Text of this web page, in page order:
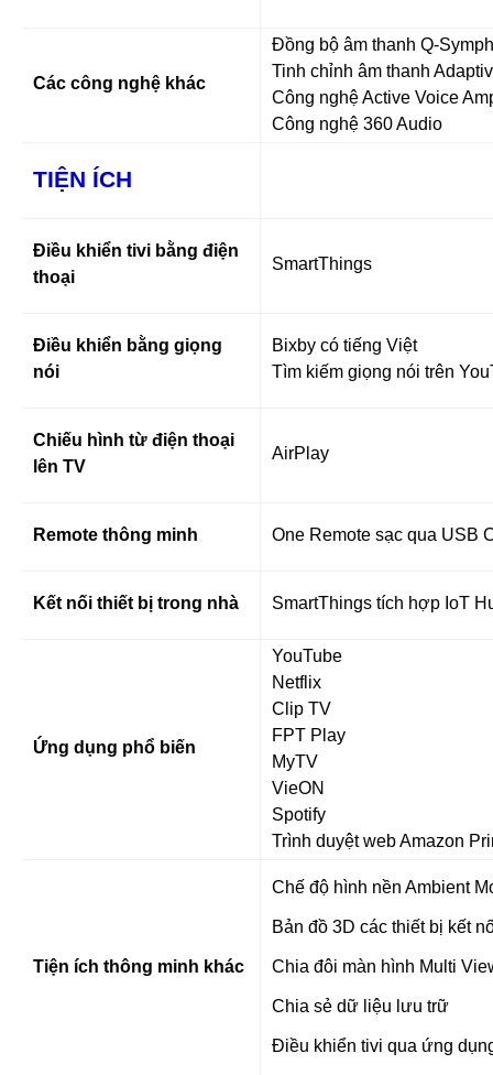
Các công nghệ khác
Đồng bộ âm thanh Q-
Tinh chỉnh âm thanh
Công nghệ Active Voice
Công nghệ 360 Audio
TIỆN ÍCH
Điều khiển tivi bằng điện
thoại
SmartThings
Điều khiển bằng giọng
nói
Bixby có tiếng Việt
Tìm kiếm giọng nói trên
Chiếu hình từ điện thoại
lên TV
AirPlay
Remote thông minh One Remote sạc qua USB
Kết nối thiết bị trong nhà SmartThings tích hợp IoT
Ứng dụng phổ biến
YouTube
Netflix
Clip TV
FPT Play
MyTV
VieON
Spotify
Trình duyệt web Amazon
Tiện ích thông minh khác
Chế độ hình nền Ambient
Bản đồ 3D các thiết bị kết
Chia đôi màn hình Multi
Chia sẻ dữ liệu lưu trữ
Điều khiển tivi qua ứng